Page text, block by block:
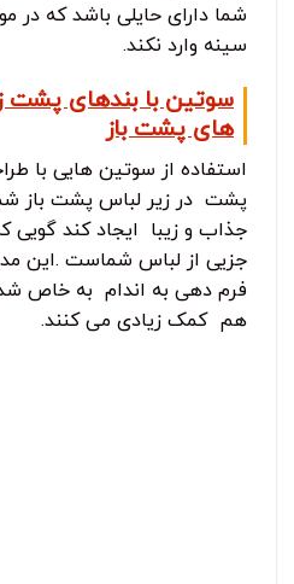
شما دارای حایلی باشد که در
سینه وارد نکند.
سوتین با بندهای پشت
های پشت باز
استفاده از سوتین هایی با
پشت در زیر لباس پشت باز
جذاب و زیبا ایجاد کند
جزیی از لباس شماست .این
فرم دهی به اندام به خاص
هم کمک زیادی می کنند.